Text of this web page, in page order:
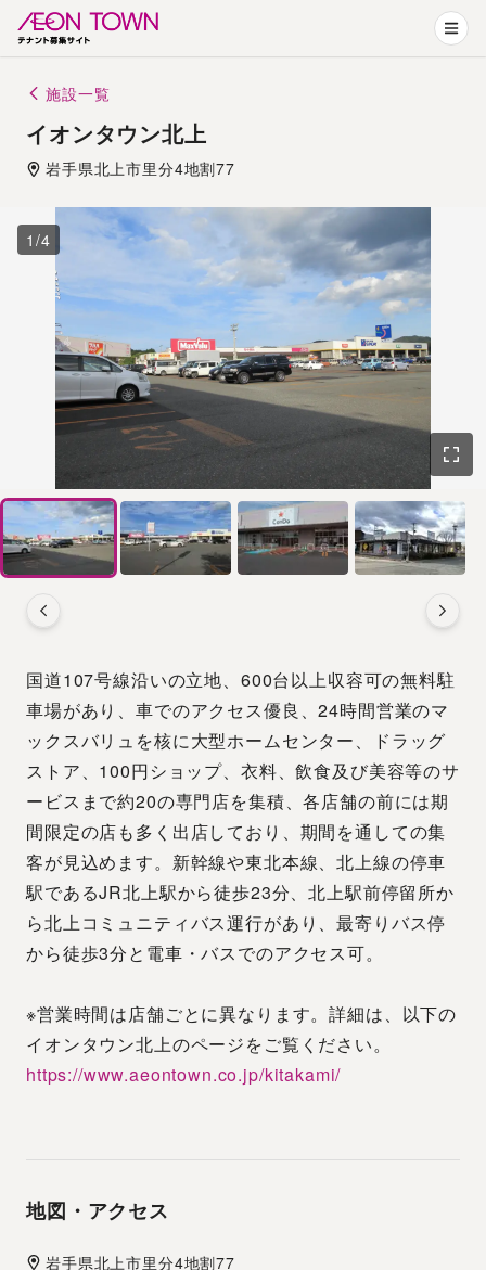
施設一覧
イオンタウン北上
岩手県北上市里分4地割77
1 /4
国道107号線沿いの立地、600台以上収容可の無料駐
車場があり、車でのアクセス優良、24時間営業のマ
ックスバリュを核に大型ホームセンター、ドラッグ
ストア、100円ショップ、衣料、飲食及び美容等のサ
ービスまで約20の専門店を集積、各店舗の前には期
間限定の店も多く出店しており、期間を通しての集
客が見込めます。新幹線や東北本線、北上線の停車
駅であるJR北上駅から徒歩23分、北上駅前停留所か
ら北上コミュニティバス運行があり、最寄りバス停
から徒歩3分と電車・バスでのアクセス可。
※営業時間は店舗ごとに異なります。詳細は、以下の
イオンタウン北上のページをご覧ください。
https://www.aeontown.co.jp/kitakami/
地図・アクセス
岩手県北上市里分4地割77